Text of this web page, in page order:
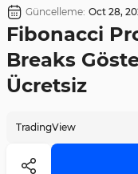
Güncelleme: Oct 28,
Fibonacci
Breaks
Ücretsiz
TradingView